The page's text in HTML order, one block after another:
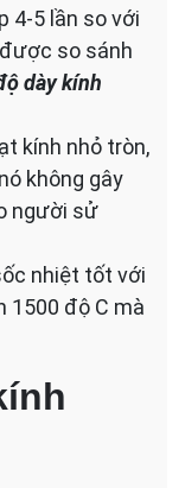
4-5 lần so với
so sánh
dày kính
kính nhỏ tròn,
không gây
người sử
nhiệt tốt với
độ C mà